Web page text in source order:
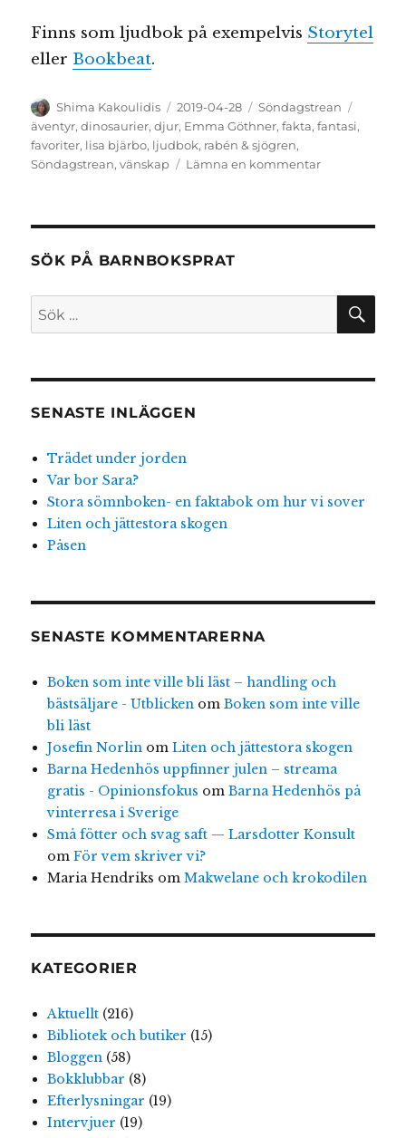
Finns som ljudbok på exempelvis Storytel
eller Bookbeat.
Författare
Shima Kakoulidis
Publicerat
den
2019-04-28 Kategorier
Söndagstrean
äventyr,dinosaurier,djur, Emma Göthner,fakta,fantasi,
favoriter, lisa bjärbo, ljudbok, rabén & sjögren,
Söndagstrean,vänskap Lämna en kommentartill
SÖK PÅ BARNBOKSPRAT
SENASTE INLÄGGEN
Trädet under jorden
Var bor Sara?
Stora sömnboken- en faktabok om hur vi sover
Liten och jättestora skogen
Påsen
SENASTE KOMMENTARERNA
Boken som inte ville bli läst – handling och
bästsäljare - Utblicken om Boken som inte ville
bli läst
Josefin Norlin om Liten och jättestora skogen
Barna Hedenhös uppfinner julen – streama
gratis - Opinionsfokus om Barna Hedenhös på
vinterresa i Sverige
Små fötter och svag saft — Larsdotter Konsult
om För vem skriver vi?
Maria Hendriks om Makwelane och krokodilen
KATEGORIER
Aktuellt(216)
Bibliotek och butiker (15)
Bloggen(58)
Bokklubbar (8)
Efterlysningar (19)
Intervjuer (19)